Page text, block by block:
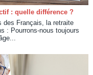
: quelle différence ?
des Français, la retraite
: Pourrons-nous toujours